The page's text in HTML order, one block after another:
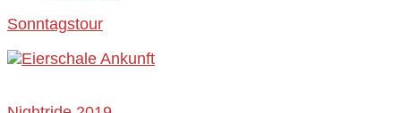
Sonntagstour